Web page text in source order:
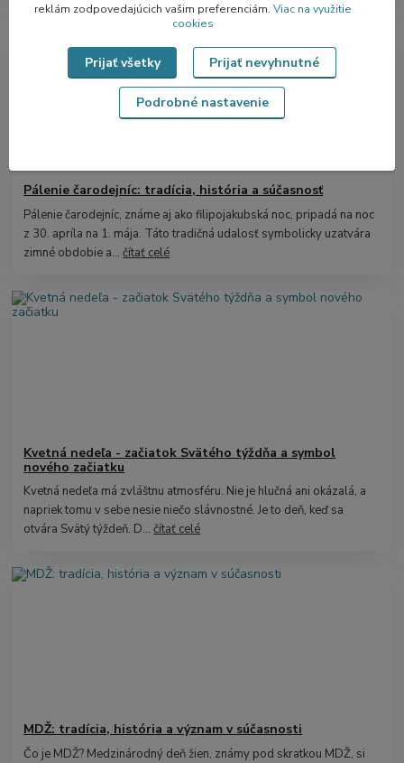
Pálenie čarodejníc: tradícia, história a súčasnosť
Pálenie čarodejníc, známe aj ako filipojakubská noc, pripadá na noc
z 30. apríla na 1. mája. Táto tradičná udalosť symbolicky uzatvára
zimné obdobie a...čítať celé
Kvetná nedeľa - začiatok Svätého týždňa a symbol
nového začiatku
Kvetná nedeľa má zvláštnu atmosféru. Nie je hlučná ani okázalá, a
napriek tomu v sebe nesie niečo slávnostné. Je to deň, keď sa
otvára Svätý týždeň. D...čítať celé
MDŽ: tradícia, história a význam v súčasnosti
Čo je MDŽ? Medzinárodný deň žien, známy pod skratkou MDŽ, si
reklám zodpovedajúcich vašim preferenciám. Viac na využitie
cookies
Prijať nevyhnutné
Podrobné nastavenie
Prijať všetky